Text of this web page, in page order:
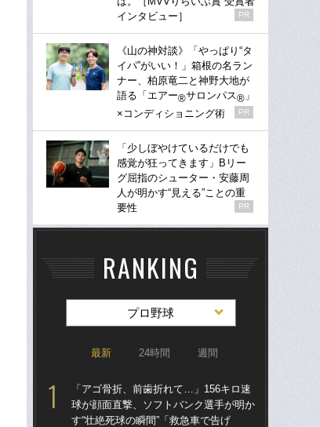
インタビュー］
PR
《山の神対談》「やっぱり“タ
イパ”がいい！」箱根の名ラン
ナー、柏原竜二と神野大地が
語る「エアー®サロンパス® 」
×コンディショニング術
PR
「少しぼやけているだけでも
感覚が狂ってきます」Bリー
グ屈指のシューター・安藤周
人が明かす“見える”ことの重
要性
PR
RANKING
プロ野球
最新 24時間 週間
「アゴ骨折、前歯折れて…」156キロ速
球が顔面直撃、ソフトバンク選手が明か
す“壮絶死球の瞬間”「救急車で告げ